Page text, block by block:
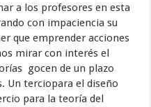
a los profesores en esta
con impaciencia su
que emprender acciones
mirar con interés el
gocen de un plazo
Un terciopara el diseño
para la teoría del